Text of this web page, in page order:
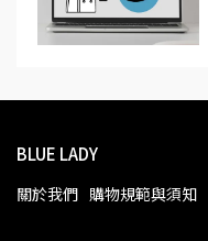
BLUE LADY
關於我們 購物規範與須知